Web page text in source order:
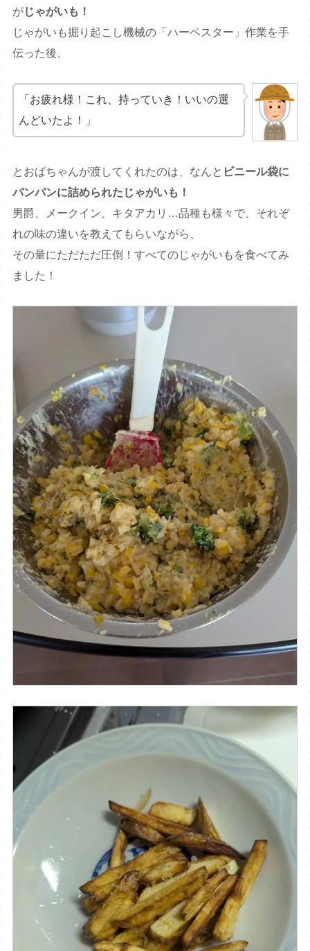
がじゃがいも！
じゃがいも掘り起こし機械の「ハーベスター」作業を手
伝った後、
「お疲れ様！これ、持っていき！いいの選
んどいたよ！」
とおばちゃんが渡してくれたのは、なんと ビニール袋に
パンパンに詰められたじゃがいも！
男爵、メークイン、キタアカリ…品種も様々で、それぞ
れの味の違いを教えてもらいながら、
その量にただただ圧倒！すべてのじゃがいもを食べてみ
ました！